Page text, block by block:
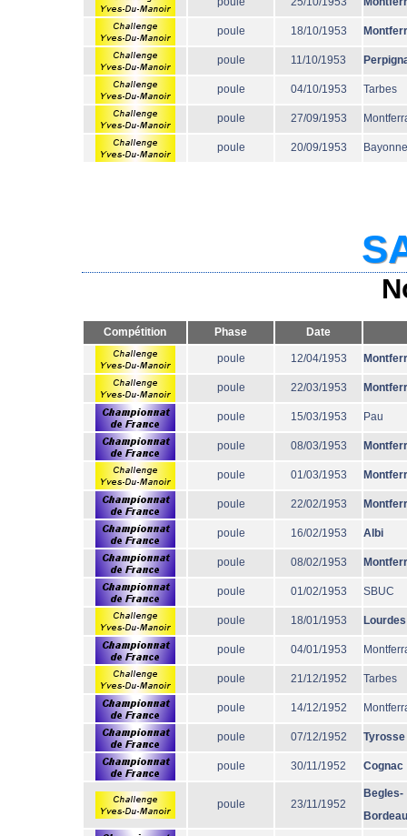
poule 18/10/1953
poule 11/10/1953
poule 04/10/1953 Tarbes
poule 27/09/1953
poule 20/09/1953 Bayonne
Compétition Phase Date
poule 12/04/1953
poule 22/03/1953
poule 15/03/1953 Pau
poule 08/03/1953
poule 01/03/1953
poule 22/02/1953
poule 16/02/1953 Albi
poule 08/02/1953
poule 01/02/1953 SBUC
poule 18/01/1953 Lourdes
poule 04/01/1953
poule 21/12/1952 Tarbes
poule 14/12/1952
poule 07/12/1952 Tyrosse
poule 30/11/1952 Cognac
poule 23/11/1952
Begles-